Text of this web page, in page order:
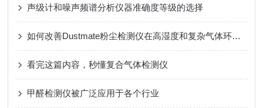
声级计和噪声频谱分析仪器准确度等级的选择
如何改善Dustmate粉尘检测仪在高湿度和复杂气体环境中的测试准确性和灵敏度？
看完这篇内容，秒懂复合气体检测仪
甲醛检测仪被广泛应用于各个行业